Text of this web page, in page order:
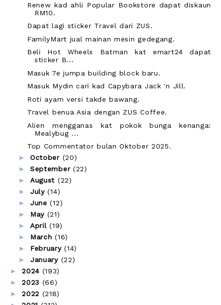
Renew kad ahli Popular Bookstore dapat diskaun
RM10.
Dapat lagi sticker Travel dari ZUS.
FamilyMart jual mainan mesin gedegang.
Beli Hot Wheels Batman kat emart24 dapat
sticker B...
Masuk 7e jumpa building block baru.
Masuk Mydin cari kad Capybara Jack 'n Jill.
Roti ayam versi takde bawang.
Travel benua Asia dengan ZUS Coffee.
Alien mengganas kat pokok bunga kenanga:
Mealybug ...
Top Commentator bulan Oktober 2025.
► October (20)
► September (22)
► August (22)
► July(14)
► June(12)
► May (21)
► April(19)
► March(16)
► February(14)
► January (22)
►2024 (193)
►2023 (66)
►2022 (218)